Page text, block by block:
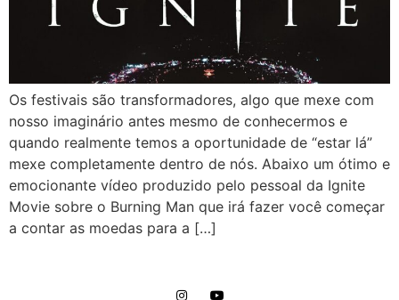
Os festivais são transformadores, algo que mexe com
nosso imaginário antes mesmo de conhecermos e
quando realmente temos a oportunidade de “estar lá”
mexe completamente dentro de nós. Abaixo um ótimo e
emocionante vídeo produzido pelo pessoal da Ignite
Movie sobre o Burning Man que irá fazer você começar
a contar as moedas para a […]